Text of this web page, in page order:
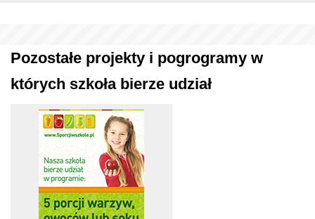
Pozostałe projekty i pogrogramy w
których szkoła bierze udział